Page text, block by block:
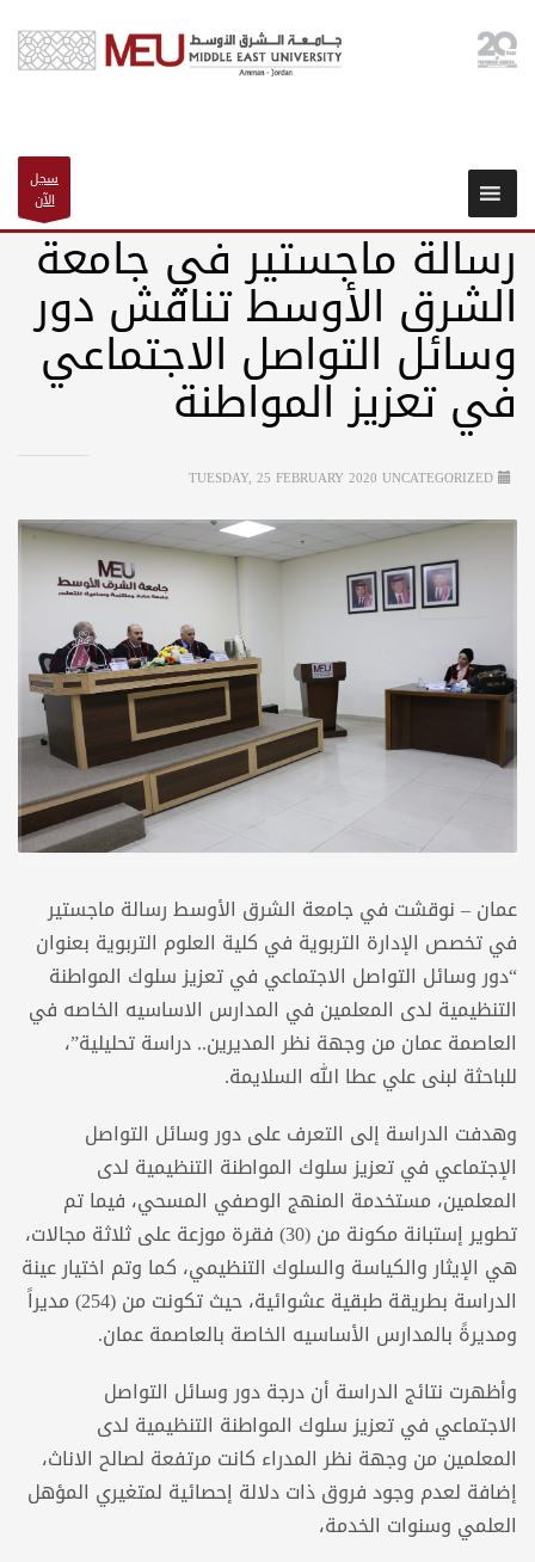
سجل
الآن
رسالة ماجستير في جامعة
الشرق الأوسط تناقش دور
وسائل التواصل الاجتماعي
في تعزيز المواطنة
TUESDAY, 25 FEBRUARY 2020 UNCATEGORIZED
عمان – نوقشت في جامعة الشرق الأوسط رسالة ماجستير
في تخصص الإدارة التربوية في كلية العلوم التربوية بعنوان
“دور وسائل التواصل الاجتماعي في تعزيز سلوك المواطنة
التنظيمية لدى المعلمين في المدارس الاساسيه الخاصه في
العاصمة عمان من وجهة نظر المديرين.. دراسة تحليلية”،
للباحثة لبنى علي عطا الله السلايمة.
وهدفت الدراسة إلى التعرف على دور وسائل التواصل
الإجتماعي في تعزيز سلوك المواطنة التنظيمية لدى
المعلمين، مستخدمة المنهج الوصفي المسحي، فيما تم
تطوير إستبانة مكونة من (30) فقرة موزعة على ثلاثة مجالات،
هي الإيثار والكياسة والسلوك التنظيمي، كما وتم اختيار عينة
الدراسة بطريقة طبقية عشوائية، حيث تكونت من (254) مديراً
ومديرةً بالمدارس الأساسيه الخاصة بالعاصمة عمان.
وأظهرت نتائج الدراسة أن درجة دور وسائل التواصل
الاجتماعي في تعزيز سلوك المواطنة التنظيمية لدى
المعلمين من وجهة نظر المدراء كانت مرتفعة لصالح الاناث،
إضافة لعدم وجود فروق ذات دلالة إحصائية لمتغيري المؤهل
العلمي وسنوات الخدمة،